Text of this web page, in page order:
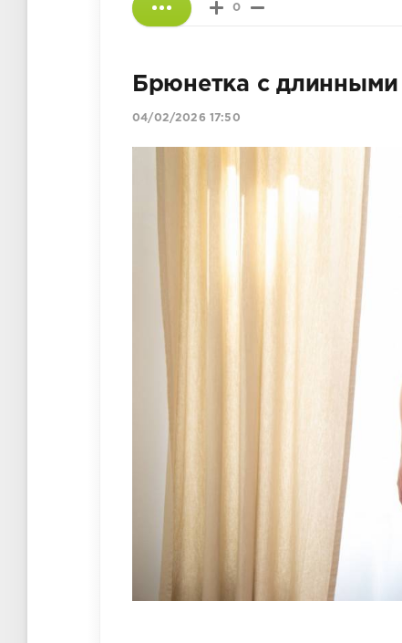
0
Брюнетка с
04/02/2026 17:50